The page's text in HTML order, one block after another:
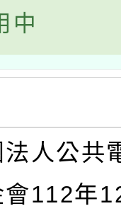
中
人公共
會112年